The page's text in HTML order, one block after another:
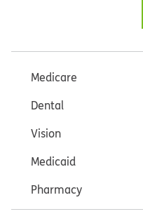
Medicare
Dental
Vision
Medicaid
Pharmacy